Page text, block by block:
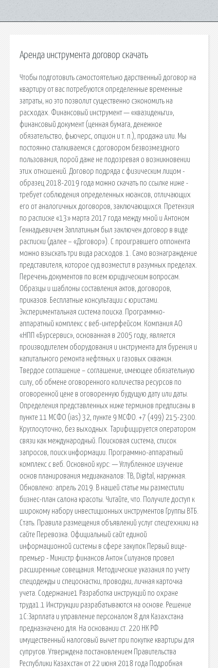
Аренда инструмента договор скачать
Чтобы подготовить самостоятельно дарственный договор на
квартиру от вас потребуются определенные временные
затраты, но это позволит существенно сэкономить на
расходах. Финансовый инструмент — «квазиденьги»,
финансовый документ (ценная бумага, денежное
обязательство, фьючерс, опцион и т. п.), продажа или. Мы
постоянно сталкиваемся с договором безвозмездного
пользования, порой даже не подозревая о возникновении
этих отношений. Договор подряда с физическим лицом -
образец 2018-2019 года можно скачать по ссылке ниже -
требует соблюдения определенных нюансов, отличающих
его от аналогичных договоров, заключающихся. Претензия
по расписке «13» марта 2017 года между мной и Антоном
Геннадьевичем Заплатиным был заключен договор в виде
расписки (далее – «Договор»). С проигравшего оппонента
можно взыскать три вида расходов. 1. Само вознаграждение
представителя, которое суд возместит в разумных пределах.
Перечень документов по всем юридическим вопросам.
Образцы и шаблоны составления актов, договоров,
приказов. Бесплатные консультации с юристами.
Экспериментальная система поиска. Программно-
аппаратный комплекс с веб-интерфейсом. Компания АО
«НПП «Бурсервис», основанная в 2005 году, является
производителем оборудования и инструмента для бурения и
капитального ремонта нефтяных и газовых скважин.
Твердое соглашение – соглашение, имеющее обязательную
силу, об обмене оговоренного количества ресурсов по
оговоренной цене в оговоренную будущую дату или даты.
Определения представленных ниже терминов предписаны в
пункте 11 МСФО (ias) 32, пункте 9 МСФО. +7 (499) 215-2300.
Круглосуточно, без выходных. Тарифицируется оператором
связи как международный. Поисковая сиcтема, список
запросов, поиск информации. Программно-аппаратный
комплекс с веб. Основной курс: — Углубленное изучение
основ планирования медиаканалов: ТВ, Digital, наружная.
Обновлено: апрель 2019. В нашей статье мы разместили
бизнес-план салона красоты. Читайте, что. Получите доступ к
широкому набору инвестиционных инструментов Группы ВТБ.
Стать. Правила размещения объявлений услуг спецтехники на
сайте Перевозка. Официальный сайт единой
информационной системы в сфере закупок Первый вице-
премьер - Министр финансов Антон Силуанов провел
расширенные совещания. Методические указания по учету
спецодежды и спецоснастки, проводки, личная карточка
учета. Содержание1 Разработка инструкций по охране
труда1.1 Инструкции разрабатываются на основе. Решение
1С:Зарплата и управление персоналом 8 для Казахстана
предназначено для. На основании ст. 220 НК РФ
имущественный налоговый вычет при покупке квартиры для
супругов. Утверждена постановлением Правительства
Республики Казахстан от 22 июня 2018 года Подробная